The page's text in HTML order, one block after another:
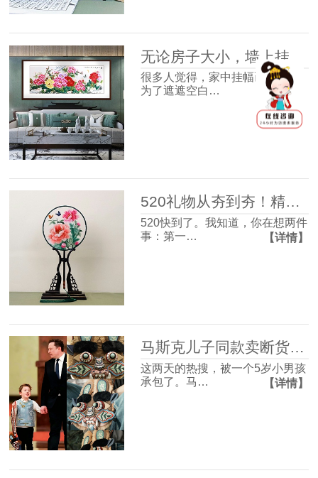
很多人觉得，家中挂幅画不过是
为了遮遮空白…
【详情】
520礼物从夯到夯！精致氛围感和实用主义信手拈来~
520快到了。我知道，你在想两件
事：第一…
【详情】
马斯克儿子同款卖断货：别让你的审美，永远慢了外国人一拍
这两天的热搜，被一个5岁小男孩
承包了。马…
【详情】